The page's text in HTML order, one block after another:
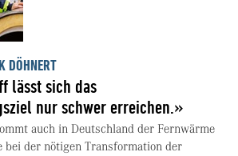
DÖHNERT
lässt sich das
nur schwer erreichen.»
auch in Deutschland der Fernwärme
bei der nötigen Transformation der